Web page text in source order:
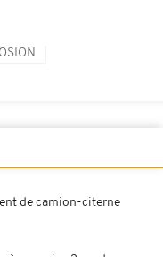
de camion-citerne